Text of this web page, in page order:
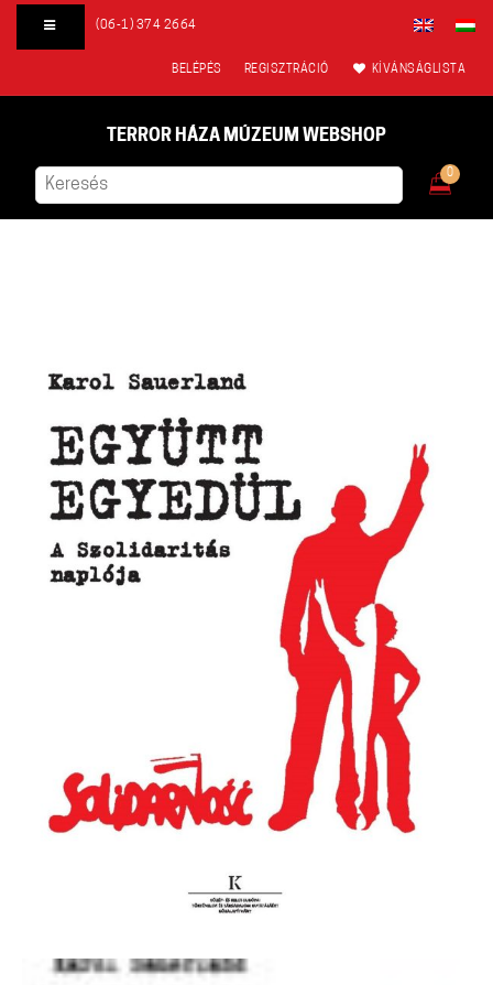
(06-1) 374 2664
BELÉPÉS REGISZTRÁCIÓ KÍVÁNSÁGLISTA
TERROR HÁZA MÚZEUM WEBSHOP
0